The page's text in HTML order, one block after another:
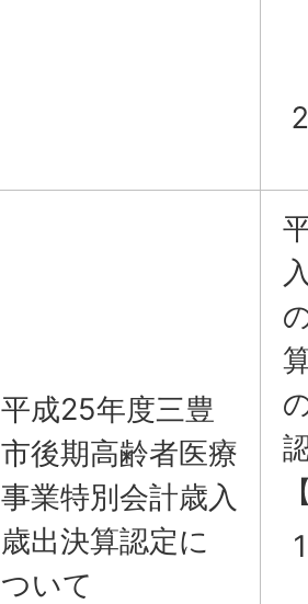
平成25年度三豊
市後期高齢者医療
事業特別会計歳入
歳出決算認定に
ついて